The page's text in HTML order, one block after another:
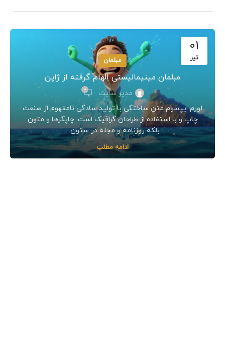
01
تیر مبلمان
مبلمان مینیمالیستی الهام گرفته از ژاپن
مدیر سایت 0
لورم ایپسوم متن ساختگی با تولید سادگی نامفهوم از صنعت
چاپ و با استفاده از طراحان گرافیک است. چاپگرها و متون
بلکه روزنامه و مجله در ستون...
ادامه مطلب